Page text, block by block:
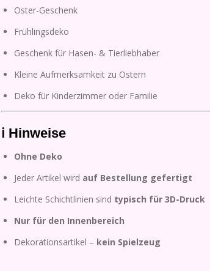
Oster-Geschenk
Frühlingsdeko
Geschenk für Hasen- & Tierliebhaber
Kleine Aufmerksamkeit zu Ostern
Deko für Kinderzimmer oder Familie
ℹ️ Hinweise
Ohne Deko
Jeder Artikel wird auf Bestellung gefertigt
Leichte Schichtlinien sind typisch für 3D-Druck
Nur für den Innenbereich
Dekorationsartikel – kein Spielzeug